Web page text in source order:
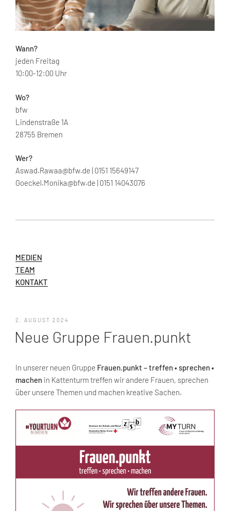
Wann?
jeden Freitag
10:00-12:00 Uhr
Wo?
bfw
Lindenstraße 1A
28755 Bremen
Wer?
Aswad.Rawaa@bfw.de | 0151 15649147
Goeckel.Monika@bfw.de | 0151 14043076
MEDIEN
TEAM
KONTAKT
VERÖFFENTLICHT
2. AUGUST 2024
Neue Gruppe Frauen.punkt
In unserer neuen Gruppe Frauen.punkt – treffen • sprechen •
machen in Kattenturm treffen wir andere Frauen, sprechen
über unsere Themen und machen kreative Sachen.